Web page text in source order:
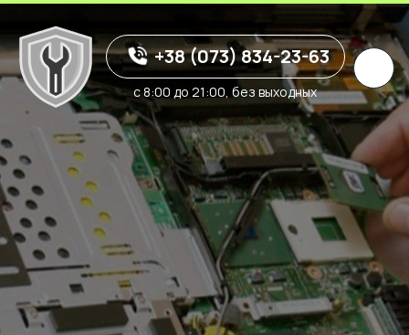
+38 (073) 834-23-63
с 8:00 до 21:00, без выходных